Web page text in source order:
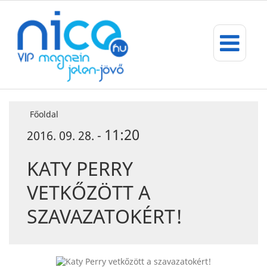
Főoldal
2016. 09. 28. - 11:20
KATY PERRY
VETKŐZÖTT A
SZAVAZATOKÉRT!